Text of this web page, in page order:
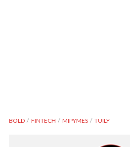
BOLD FINTECH MIPYMES TUILY